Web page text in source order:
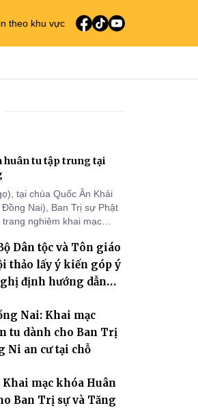
theo khu vực
huân tu tập trung tại
tại chùa Quốc Ân Khải
Nai), Ban Trị sự Phật
nghiêm khai mạc
giả an cư tại chỗ khu vực
Ân Khải Tường.
Dân tộc và Tôn giáo
thảo lấy ý kiến góp ý
định hướng dẫn
Nai: Khai mạc
tu dành cho Ban Trị
Ni an cư tại chỗ
mạc khóa Huân
Ban Trị sự và Tăng